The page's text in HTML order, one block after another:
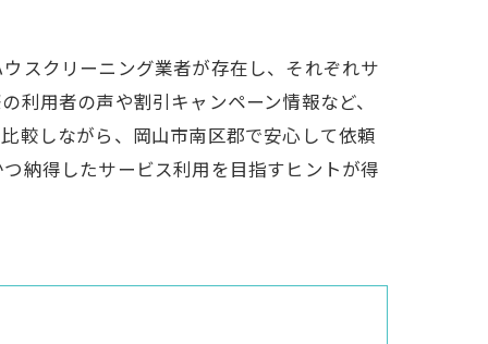
スクリーニング業者が存在し、それぞれサ
用者の声や割引キャンペーン情報など、
較しながら、岡山市南区郡で安心して依頼
納得したサービス利用を目指すヒントが得